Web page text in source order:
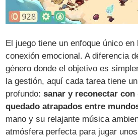
El juego tiene un enfoque único
conexión emocional. A diferencia
género donde el objetivo es
la gestión, aquí cada tarea tiene
profundo:sanar y reconectar con
quedado atrapados entre
mano y su relajante música
atmósfera perfecta para jugar